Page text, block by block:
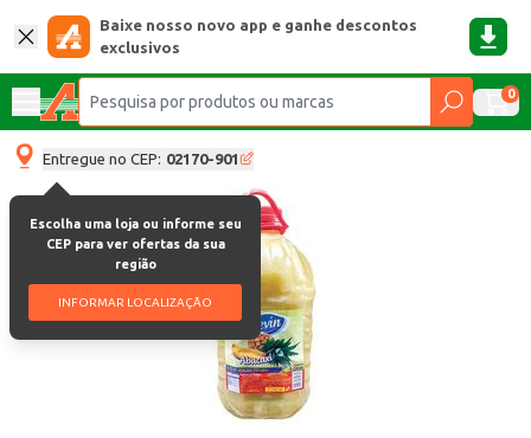
Baixe nosso novo app e ganhe descontos
exclusivos
0
Entregue no CEP: 02170-901
Escolha uma loja ou informe seu
CEP para ver ofertas da sua
região
INFORMAR LOCALIZAÇÃO